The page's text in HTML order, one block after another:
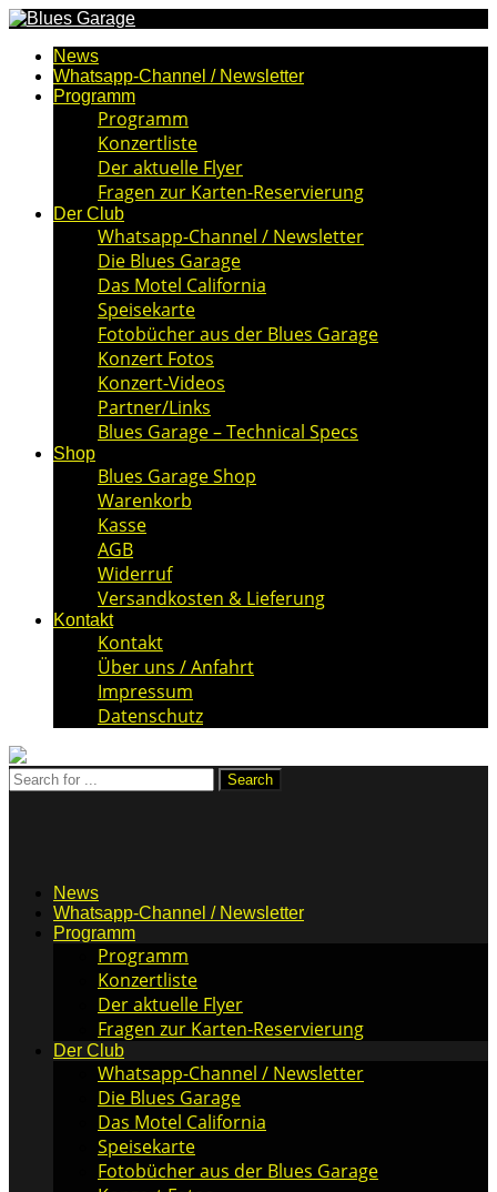
News
Whatsapp-Channel / Newsletter
Programm
Programm
Konzertliste
Der aktuelle Flyer
Fragen zur Karten-Reservierung
Der Club
Whatsapp-Channel / Newsletter
Die Blues Garage
Das Motel California
Speisekarte
Fotobücher aus der Blues Garage
Konzert Fotos
Konzert-Videos
Partner/Links
Blues Garage – Technical Specs
Shop
Blues Garage Shop
Warenkorb
Kasse
AGB
Widerruf
Versandkosten & Lieferung
Kontakt
Kontakt
Über uns / Anfahrt
Impressum
Datenschutz
News
Whatsapp-Channel / Newsletter
Programm
Programm
Konzertliste
Der aktuelle Flyer
Fragen zur Karten-Reservierung
Der Club
Whatsapp-Channel / Newsletter
Die Blues Garage
Das Motel California
Speisekarte
Fotobücher aus der Blues Garage